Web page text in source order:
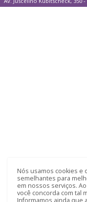
Nós usamos cookies e
semelhantes para
em nossos serviços.
você concorda com tal
Informamos ainda que